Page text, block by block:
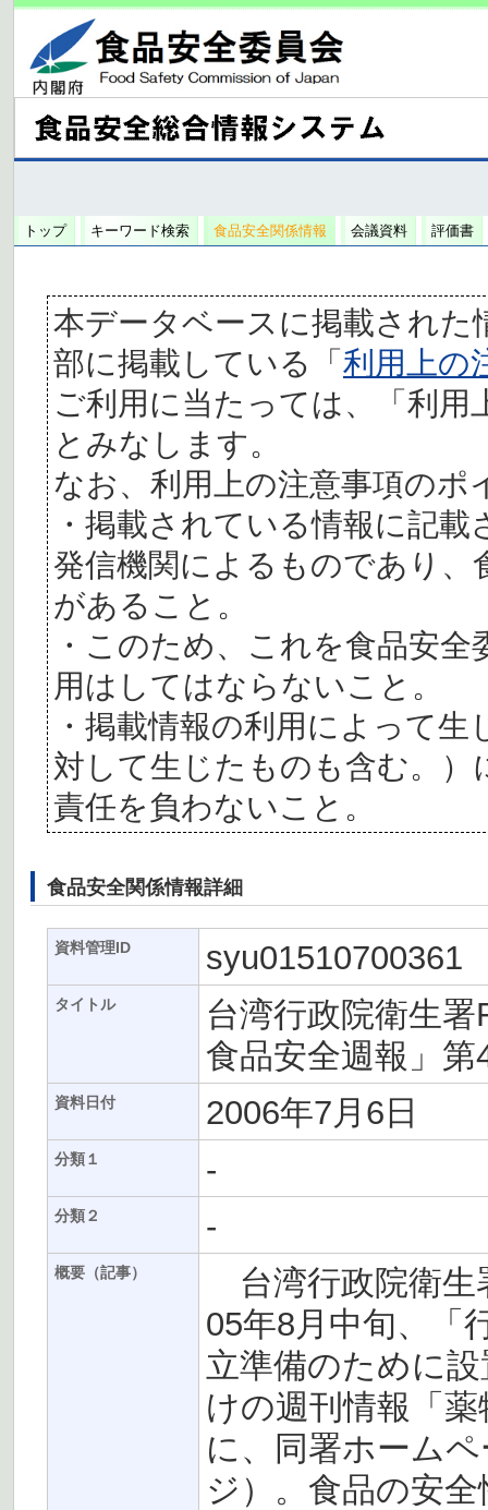
トップ キーワード検索 食品安全関係情報 会議資料 評価書
本データベースに掲載された
部に掲載している「利用上の
ご利用に当たっては、「利
とみなします。
なお、利用上の注意事項の
・掲載されている情報に記
発信機関によるものであり、
があること。
・このため、これを食品安
用はしてはならないこと。
・掲載情報の利用によって
対して生じたものも含む。
責任を負わないこと。
食品安全関係情報詳細
資料管理ID syu01510700361
タイトル
台湾行政院衛生
食品安全週報」第
資料日付 2006年7月6日
分類１ -
分類２ -
概要（記事）
台湾行政院衛生
05年8月中旬、「
立準備のために
けの週刊情報「
に、同署ホーム
ジ）。食品の安